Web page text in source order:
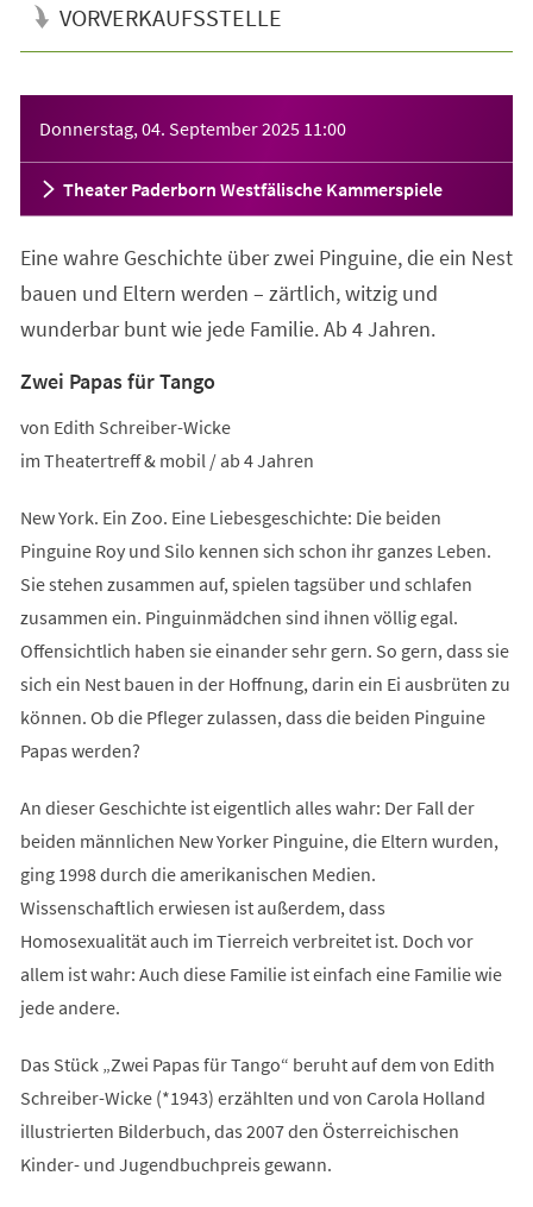
VORVERKAUFSSTELLE
Donnerstag, 04. September 2025 11:00
Theater Paderborn Westfälische Kammerspiele
Eine wahre Geschichte über zwei Pinguine, die ein Nest
bauen und Eltern werden – zärtlich, witzig und
wunderbar bunt wie jede Familie. Ab 4 Jahren.
Zwei Papas für Tango
von Edith Schreiber-Wicke
im Theatertreff & mobil / ab 4 Jahren
New York. Ein Zoo. Eine Liebesgeschichte: Die beiden
Pinguine Roy und Silo kennen sich schon ihr ganzes Leben.
Sie stehen zusammen auf, spielen tagsüber und schlafen
zusammen ein. Pinguinmädchen sind ihnen völlig egal.
Offensichtlich haben sie einander sehr gern. So gern, dass sie
sich ein Nest bauen in der Hoffnung, darin ein Ei ausbrüten zu
können. Ob die Pfleger zulassen, dass die beiden Pinguine
Papas werden?
An dieser Geschichte ist eigentlich alles wahr: Der Fall der
beiden männlichen New Yorker Pinguine, die Eltern wurden,
ging 1998 durch die amerikanischen Medien.
Wissenschaftlich erwiesen ist außerdem, dass
Homosexualität auch im Tierreich verbreitet ist. Doch vor
allem ist wahr: Auch diese Familie ist einfach eine Familie wie
jede andere.
Das Stück „Zwei Papas für Tango“ beruht auf dem von Edith
Schreiber-Wicke (*1943) erzählten und von Carola Holland
illustrierten Bilderbuch, das 2007 den Österreichischen
Kinder- und Jugendbuchpreis gewann.